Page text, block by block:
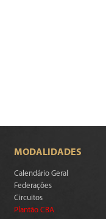
MODALIDADES
Calendário Geral
Federações
Circuitos
Plantão CBA